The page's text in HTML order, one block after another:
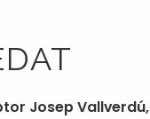
Josep